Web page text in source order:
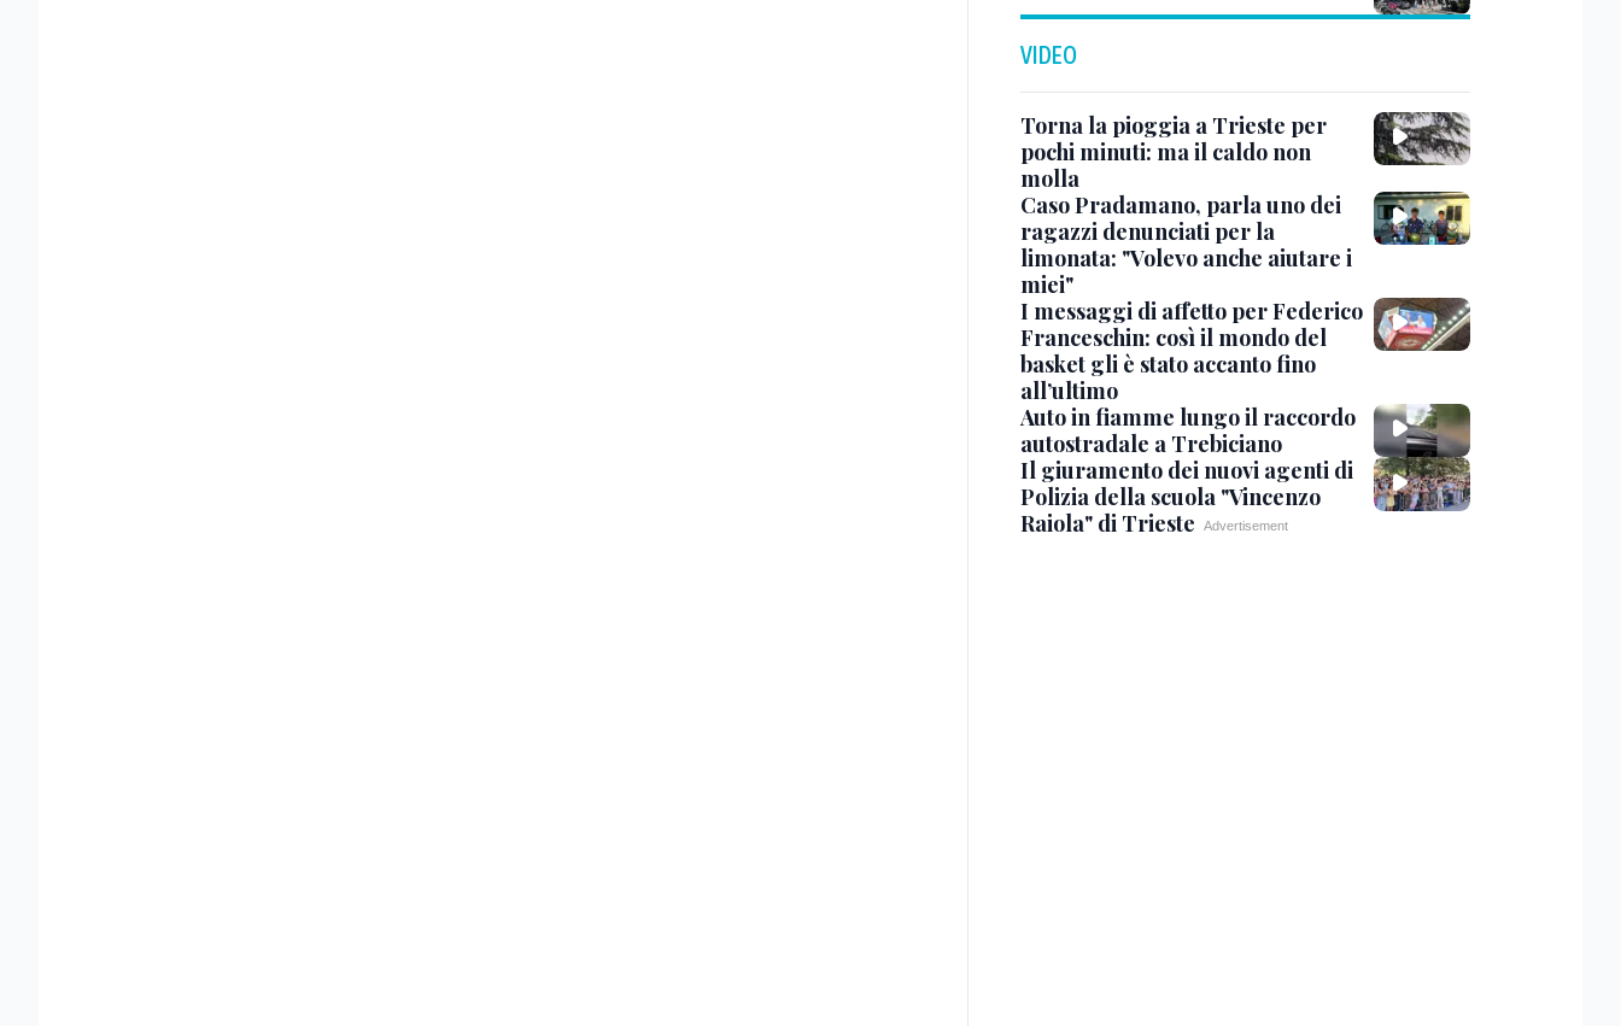
VIDEO
Torna la pioggia a Trieste per
pochi minuti: ma il caldo non
molla
Caso Pradamano, parla uno dei
ragazzi denunciati per la
limonata: "Volevo anche aiutare i
miei"
I messaggi di affetto per Federico
Franceschin: così il mondo del
basket gli è stato accanto fino
all’ultimo
Auto in fiamme lungo il raccordo
autostradale a Trebiciano
Il giuramento dei nuovi agenti di
Polizia della scuola "Vincenzo
Raiola" di Trieste